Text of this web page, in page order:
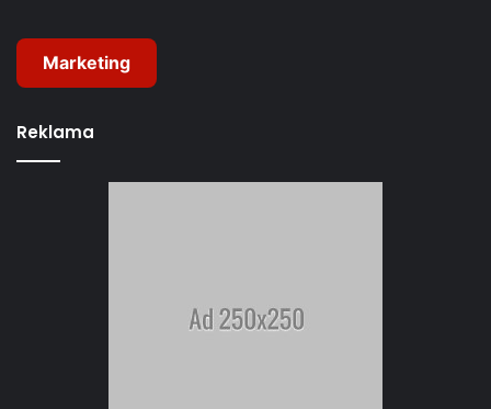
Marketing
Reklama